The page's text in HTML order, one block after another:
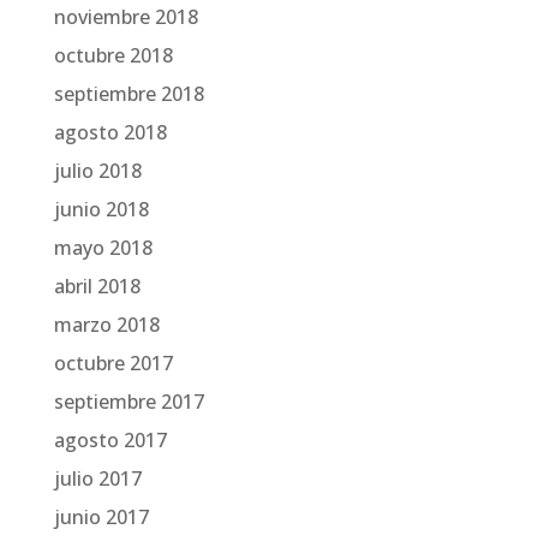
noviembre 2018
octubre 2018
septiembre 2018
agosto 2018
julio 2018
junio 2018
mayo 2018
abril 2018
marzo 2018
octubre 2017
septiembre 2017
agosto 2017
julio 2017
junio 2017